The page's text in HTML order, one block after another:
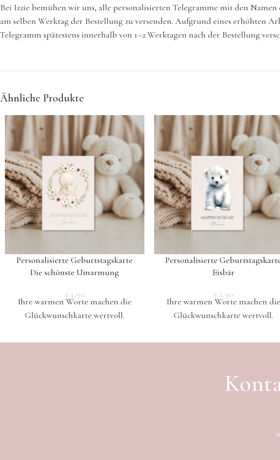
Bei Izzie bemühen wir uns, alle personalisierten Telegramme mit den
am selben Werktag der Bestellung zu versenden. Aufgrund eines erhöhten
Telegramm spätestens innerhalb von 1–2 Werktagen nach der Bestellung
Ähnliche Produkte
Personalisierte Geburtstagskarte
Die schönste Umarmung
€3.90
Ihre warmen Worte machen die
Glückwunschkarte wertvoll.
Personalisierte
Eisbär
€3.90
Ihre warmen Worte machen die
Glückwunschkarte wertvoll.